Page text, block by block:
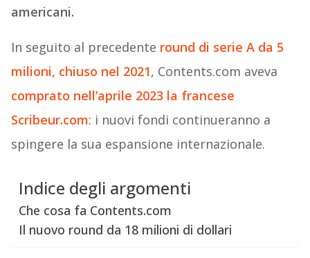
americani.
In seguito al precedente round di serie A da 5
milioni, chiuso nel 2021, Contents.com aveva
comprato nell’aprile 2023 la francese
Scribeur.com: i nuovi fondi continueranno a
spingere la sua espansione internazionale.
Indice degli argomenti
Che cosa fa Contents.com
Il nuovo round da 18 milioni di dollari